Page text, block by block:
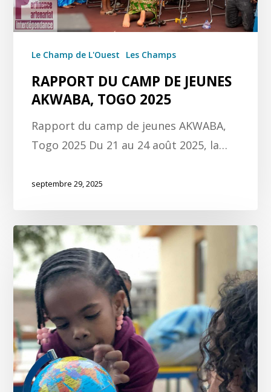
Le Champ de L'Ouest Les Champs
RAPPORT DU CAMP DE JEUNES
AKWABA, TOGO 2025
Rapport du camp de jeunes AKWABA,
Togo 2025 Du 21 au 24 août 2025, la…
septembre 29, 2025